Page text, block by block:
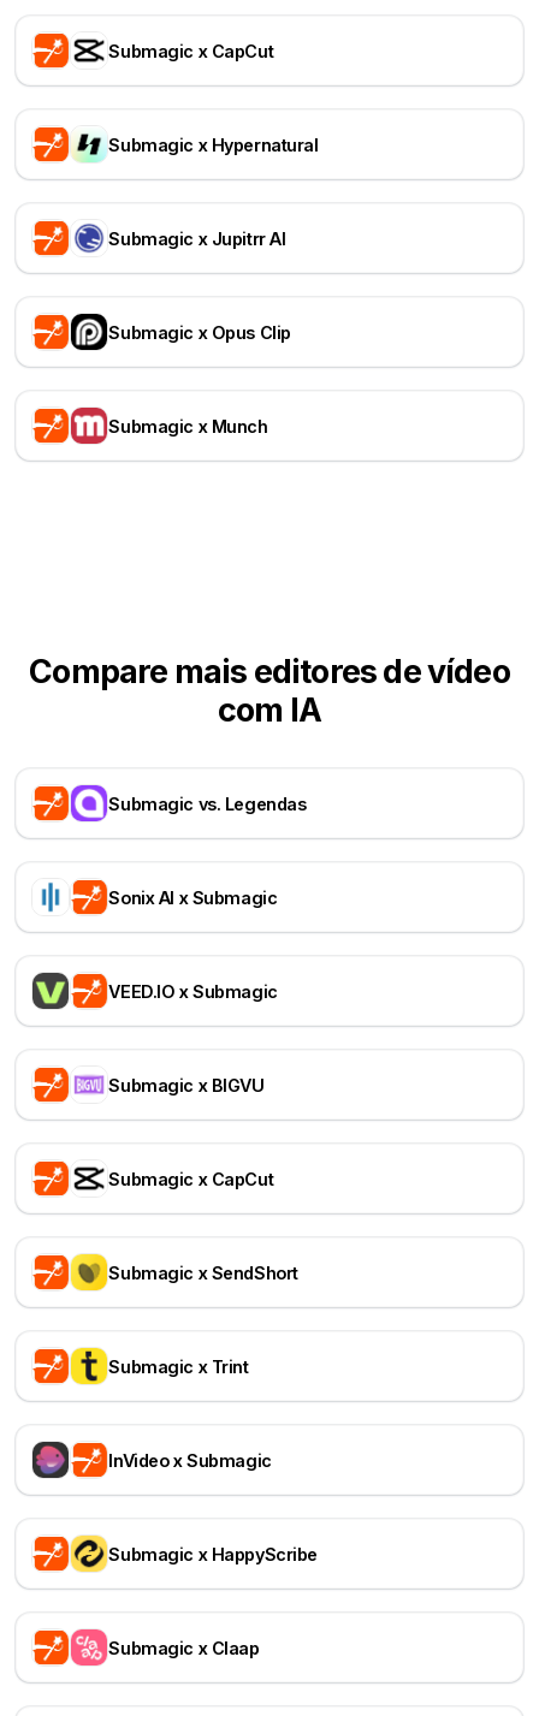
Submagic x CapCut
Submagic x Hypernatural
Submagic x Jupitrr AI
Submagic x Opus Clip
Submagic x Munch
Compare mais editores de vídeo
com IA
Submagic vs. Legendas
Sonix AI x Submagic
VEED.IO x Submagic
Submagic x BIGVU
Submagic x CapCut
Submagic x SendShort
Submagic x Trint
InVideo x Submagic
Submagic x HappyScribe
Submagic x Claap